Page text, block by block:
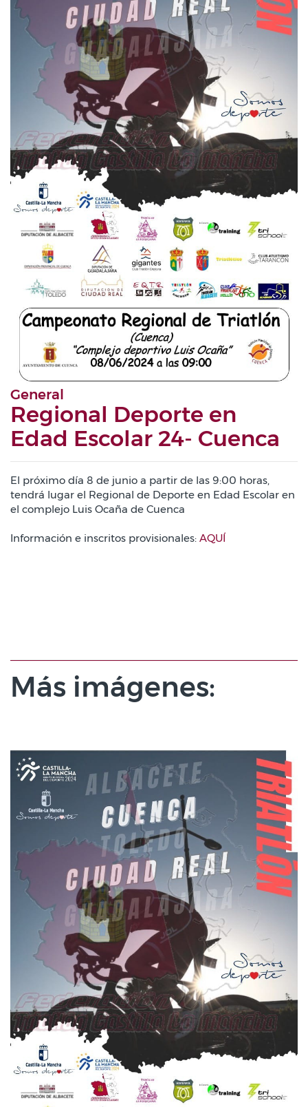
General
Regional Deporte en
Edad Escolar 24- Cuenca
El próximo día 8 de junio a partir de las 9:00 horas,
tendrá lugar el Regional de Deporte en Edad Escolar en
el complejo Luis Ocaña de Cuenca
Información e inscritos provisionales: AQUÍ
Más imágenes: